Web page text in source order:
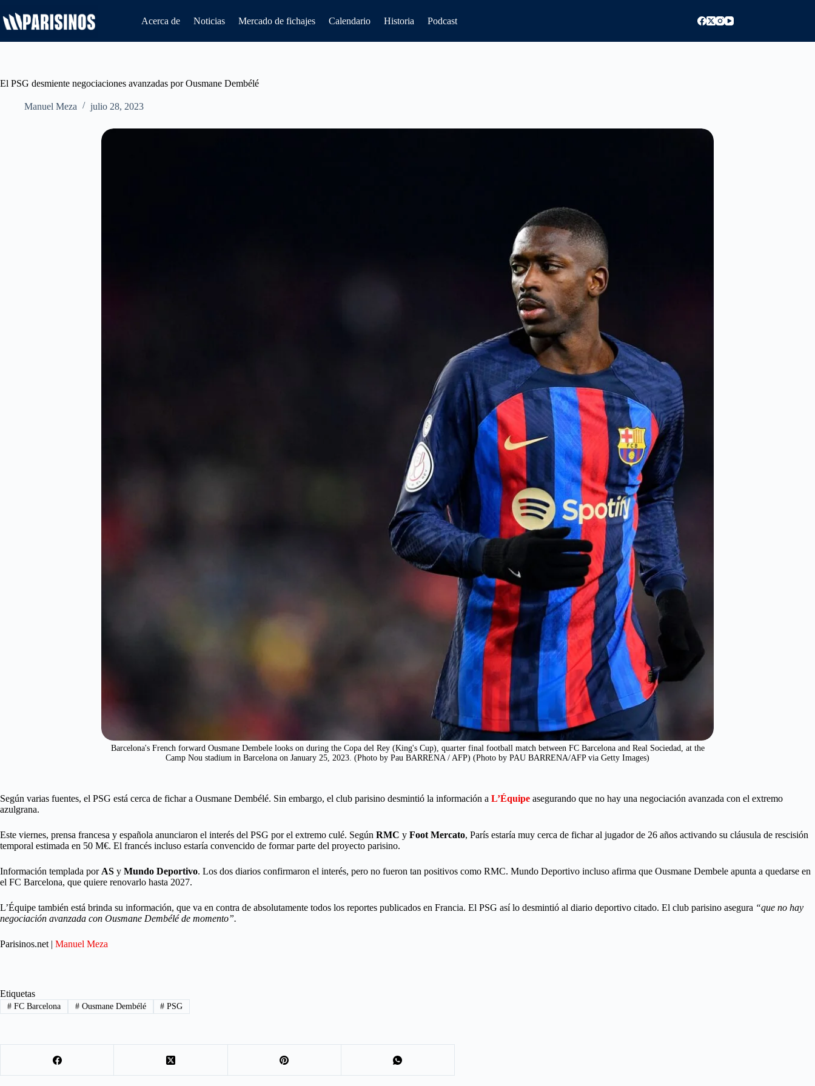
al
contenido
Acerca de Noticias Mercado de fichajes Calendario Historia Podcast
El PSG desmiente negociaciones avanzadas por Ousmane Dembélé
Manuel Meza julio 28, 2023
Barcelona's French forward Ousmane Dembele looks on during the Copa del Rey (King's Cup), quarter final football match between FC Barcelona and Real Sociedad, at the
Camp Nou stadium in Barcelona on January 25, 2023. (Photo by Pau BARRENA / AFP) (Photo by PAU BARRENA/AFP via Getty Images)
Según varias fuentes, el PSG está cerca de fichar a Ousmane Dembélé. Sin embargo, el club parisino desmintió la información a L’Équipe asegurando que no hay una negociación avanzada con el extremo
azulgrana.
Este viernes, prensa francesa y española anunciaron el interés del PSG por el extremo culé. Según RMC y Foot Mercato, París estaría muy cerca de fichar al jugador de 26 años activando su cláusula de rescisión
temporal estimada en 50 M€. El francés incluso estaría convencido de formar parte del proyecto parisino.
Información templada por AS y Mundo Deportivo. Los dos diarios confirmaron el interés, pero no fueron tan positivos como RMC. Mundo Deportivo incluso afirma que Ousmane Dembele apunta a quedarse en
el FC Barcelona, ​​que quiere renovarlo hasta 2027.
L’Équipe también está brinda su información, que va en contra de absolutamente todos los reportes publicados en Francia. El PSG así lo desmintió al diario deportivo citado. El club parisino asegura “que no hay
negociación avanzada con Ousmane Dembélé de momento”.
Parisinos.net | Manuel Meza
Etiquetas
#FC Barcelona #Ousmane Dembélé # PSG